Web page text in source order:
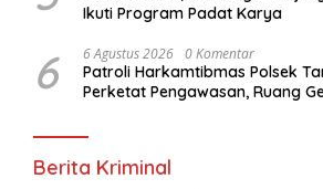
Ikuti Program Padat Karya
6 6 Agustus 2026 0 Komentar
Patroli Harkamtibmas Polsek
Perketat Pengawasan, Ruang
Berita Kriminal